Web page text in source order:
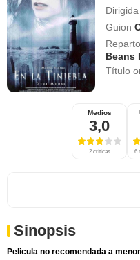
Guion
Reparto
Beans
Título
Medios
3,0
2 críticas 6
Sinopsis
Pelicula no recomendada a